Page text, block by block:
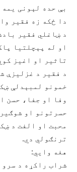
بې حده لېونی
دا ځکه زه فقير
د ښاغلي فقير
او له پېچلتيا
تاثير او اغيز
د فقير د غزليزې
خمونو لمبېدلې
وفا او جفا، حسن
حسرتونو او
محبت او الفت د
ترنګولي دي.
هغه وايي:
شراب راکړه د